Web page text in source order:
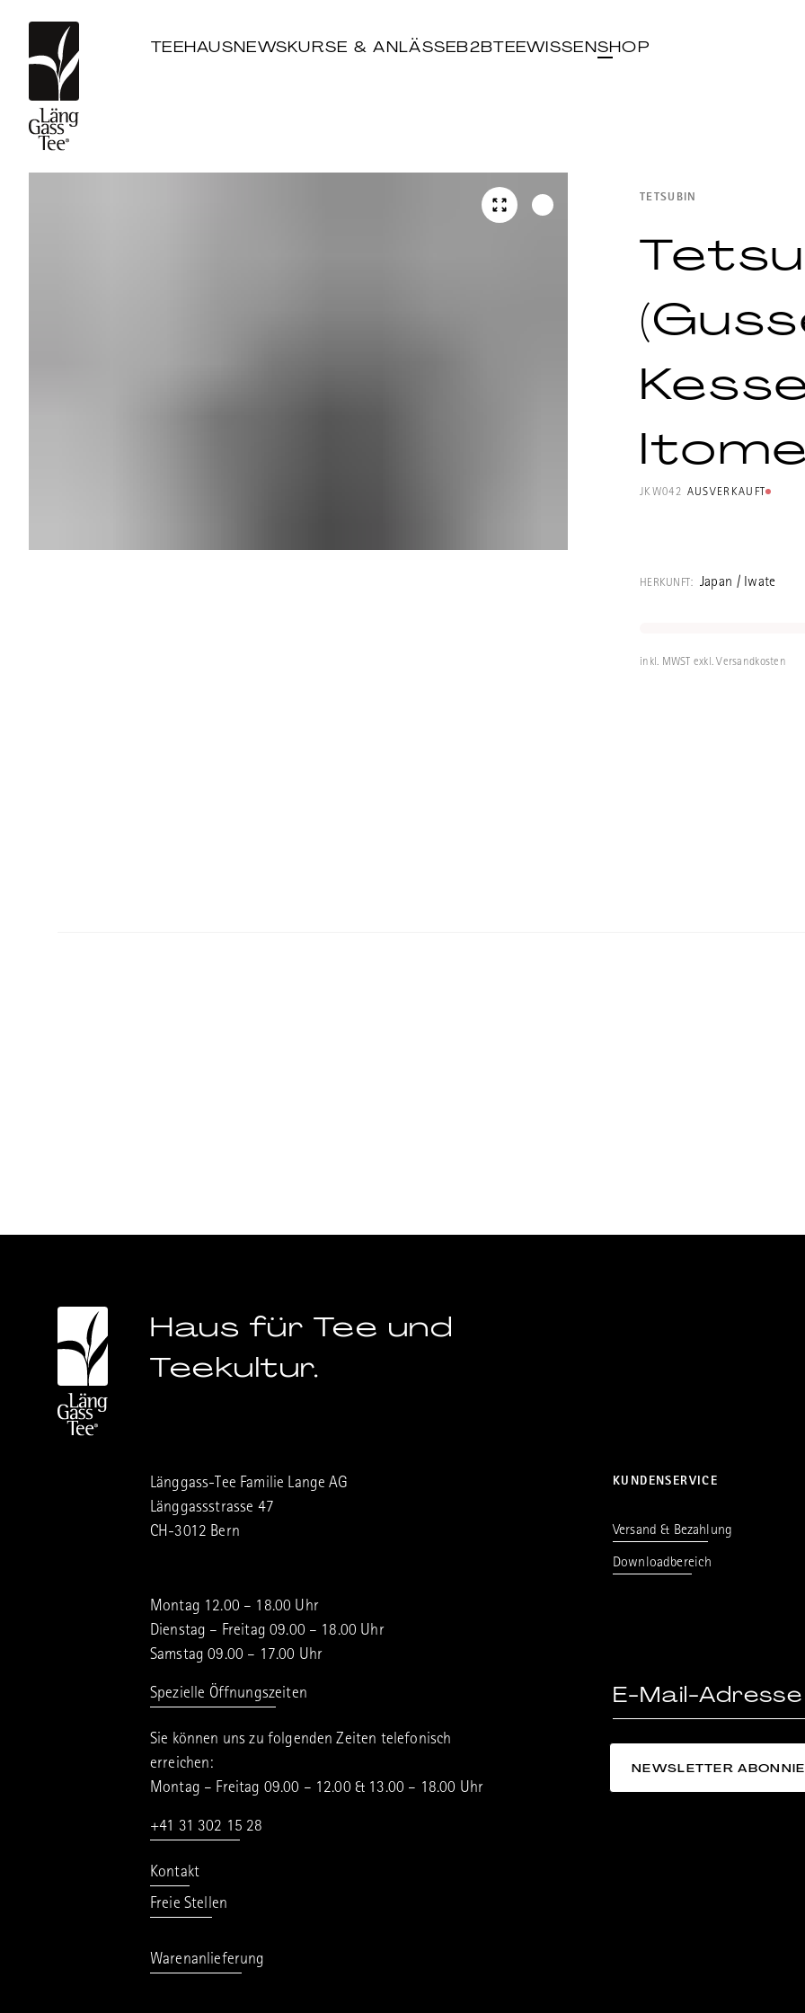
TEEHAUSNEWSKURSE & ANLÄSSEB2BTEEWISSENSHOP
TETSUBIN
Itome
JKW042 AUSVERKAUFT
Gusseisen
Eisenware)
HERKUNFT: Japan / Iwate
inkl. MWST exkl. Versandkosten
Haus für Tee und
Teekultur.
Länggass-Tee Familie Lange AG
Länggassstrasse 47
CH-3012 Bern
Montag 12.00 – 18.00 Uhr
Dienstag – Freitag 09.00 – 18.00 Uhr
Samstag 09.00 – 17.00 Uhr
Spezielle Öffnungszeiten
Sie können uns zu folgenden Zeiten telefonisch
erreichen:
Montag – Freitag 09.00 – 12.00 & 13.00 – 18.00 Uhr
+41 31 302 15 28
Kontakt
Freie Stellen
Warenanlieferung
KUNDENSERVICE
Versand & Bezahlung
Downloadbereich